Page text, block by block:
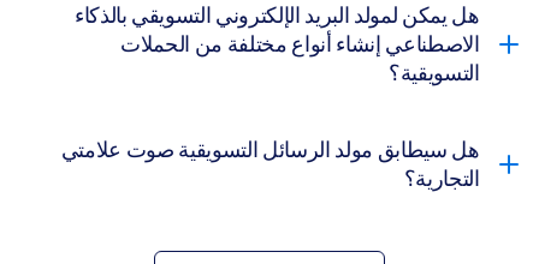
هل يمكن لمولد البريد الإلكتروني التسويقي بالذكاء
الاصطناعي إنشاء أنواع مختلفة من الحملات
التسويقية؟
هل سيطابق مولد الرسائل التسويقية صوت علامتي
التجارية؟